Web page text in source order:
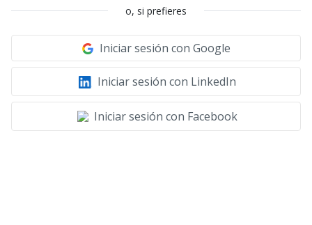
o, si prefieres
Iniciar sesión con Google
Iniciar sesión con LinkedIn
Iniciar sesión con Facebook